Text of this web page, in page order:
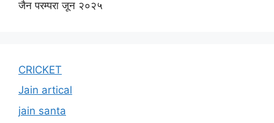
जैन परम्परा जून २०२५
CRICKET
Jain artical
jain santa